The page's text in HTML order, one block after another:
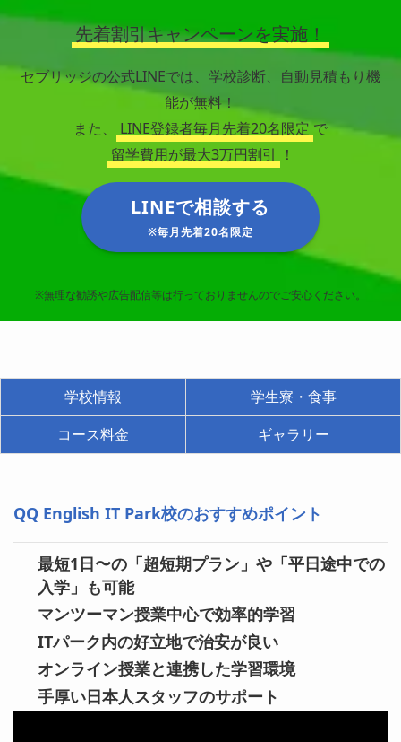
先着割引キャンペーンを実施！
セブリッジの公式LINEでは、学校診断、自動見積もり機
能が無料！
また、
LINE登録者毎月先着20名限定 で
留学費用が最大3万円割引
！
LINEで相談する
※毎月先着20名限定
※無理な勧誘や広告配信等は行っておりませんのでご安心ください。
学校情報
学生寮・食事
コース料金
ギャラリー
QQ English IT Park校のおすすめポイント
最短1日〜の「超短期プラン」や「平日途中での
入学」も可能
マンツーマン授業中心で効率的学習
ITパーク内の好立地で治安が良い
オンライン授業と連携した学習環境
手厚い日本人スタッフのサポート